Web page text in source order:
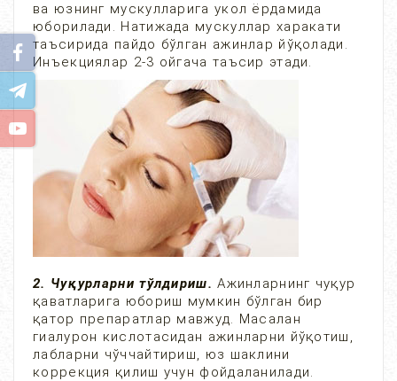
ва юзнинг мускулларига укол ёрдамида
юборилади. Натижада мускуллар харакати
таъсирида пайдо бўлган ажинлар йўқолади.
Инъекциялар 2-3 ойгача таъсир этади.
2. Чуқурларни тўлдириш. Ажинларнинг чуқур
қаватларига юбориш мумкин бўлган бир
қатор препаратлар мавжуд. Масалан
гиалурон кислотасидан ажинларни йўқотиш,
лабларни чўччайтириш, юз шаклини
коррекция қилиш учун фойдаланилади.